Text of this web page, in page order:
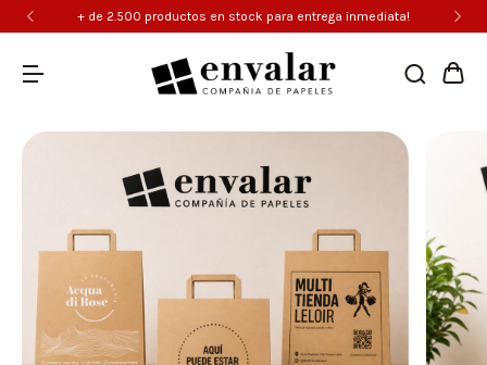
+ de 2.500 productos en stock para entrega inmediata!